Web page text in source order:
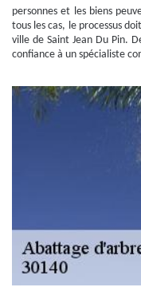
personnes et les biens
tous les cas, le processus
ville de Saint Jean Du Pin.
confiance à un spécialiste